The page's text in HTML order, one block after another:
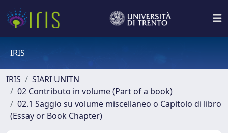
IRIS
IRIS
SIARI UNITN
02 Contributo in volume (Part of a book)
02.1 Saggio su volume miscellaneo o Capitolo di libro
(Essay or Book Chapter)